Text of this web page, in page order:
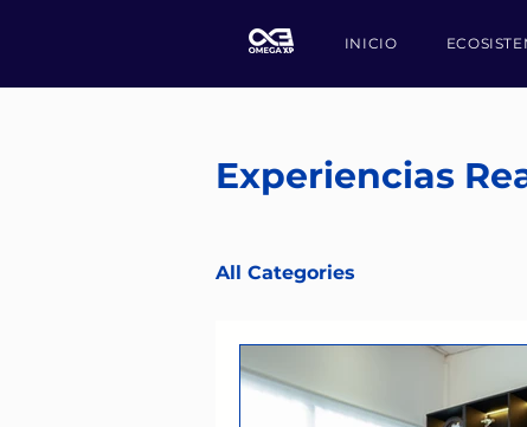
INICIO
Experiencias
All Categories